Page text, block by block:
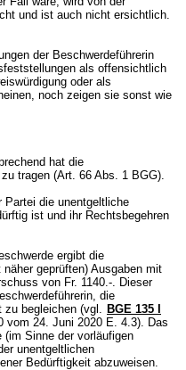
und ist auch nicht ersichtlich.
der Beschwerdeführerin
als offensichtlich
oder als
noch zeigen sie sonst wie
hat die
tragen (Art. 66 Abs. 1 BGG).
Partei die unentgeltliche
ist und ihr Rechtsbegehren
ergibt die
geprüften) Ausgaben mit
von Fr. 1140.-. Dieser
die
zu begleichen (vgl. BGE 135 I
vom 24. Juni 2020 E. 4.3). Das
Sinne der vorläufigen
unentgeltlichen
Bedürftigkeit abzuweisen.